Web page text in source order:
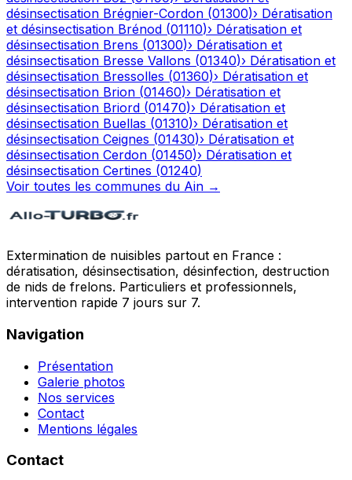
désinsectisation Brégnier-Cordon (01300)› Dératisation
et désinsectisation Brénod (01110)› Dératisation et
désinsectisation Brens (01300)› Dératisation et
désinsectisation Bresse Vallons (01340)› Dératisation et
désinsectisation Bressolles (01360)› Dératisation et
désinsectisation Brion (01460)› Dératisation et
désinsectisation Briord (01470)› Dératisation et
désinsectisation Buellas (01310)› Dératisation et
désinsectisation Ceignes (01430)› Dératisation et
désinsectisation Cerdon (01450)› Dératisation et
désinsectisation Certines (01240)
Voir toutes les communes du Ain →
Extermination de nuisibles partout en France :
dératisation, désinsectisation, désinfection, destruction
de nids de frelons. Particuliers et professionnels,
intervention rapide 7 jours sur 7.
Navigation
Présentation
Galerie photos
Nos services
Contact
Mentions légales
Contact